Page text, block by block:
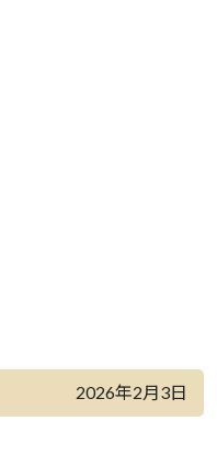
2026年2月3日